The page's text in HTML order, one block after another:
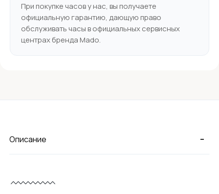
При покупке часов у нас, вы получаете
официальную гарантию, дающую право
обслуживать часы в официальных сервисных
центрах бренда Mado.
-
Описание